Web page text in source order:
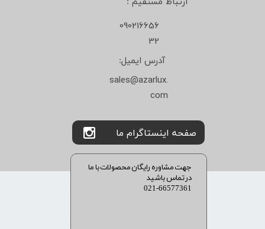
090216656
32
آدرس ایمیل:
sales@azarlux.
com
صفحه اینستاگرام ما
​​جهت مشاوره رایگان محصولات با ما
در تماس باشید
021-66577361